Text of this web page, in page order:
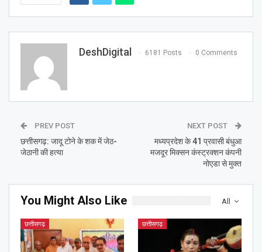
DeshDigital 6181 Posts 0 Comments
PREV POST
छत्तीसगढ़: जादू टोने के शक में जेठ-
जेठानी की हत्या
NEXT POST
मध्यप्रदेश के 41 प्रवासी बंधुआ
मजदूर मिक्सन कंस्ट्रक्शन कंपनी
नोएडा से मुक्त
All
You Might Also Like
छत्तीसगढ़ छत्तीसगढ़